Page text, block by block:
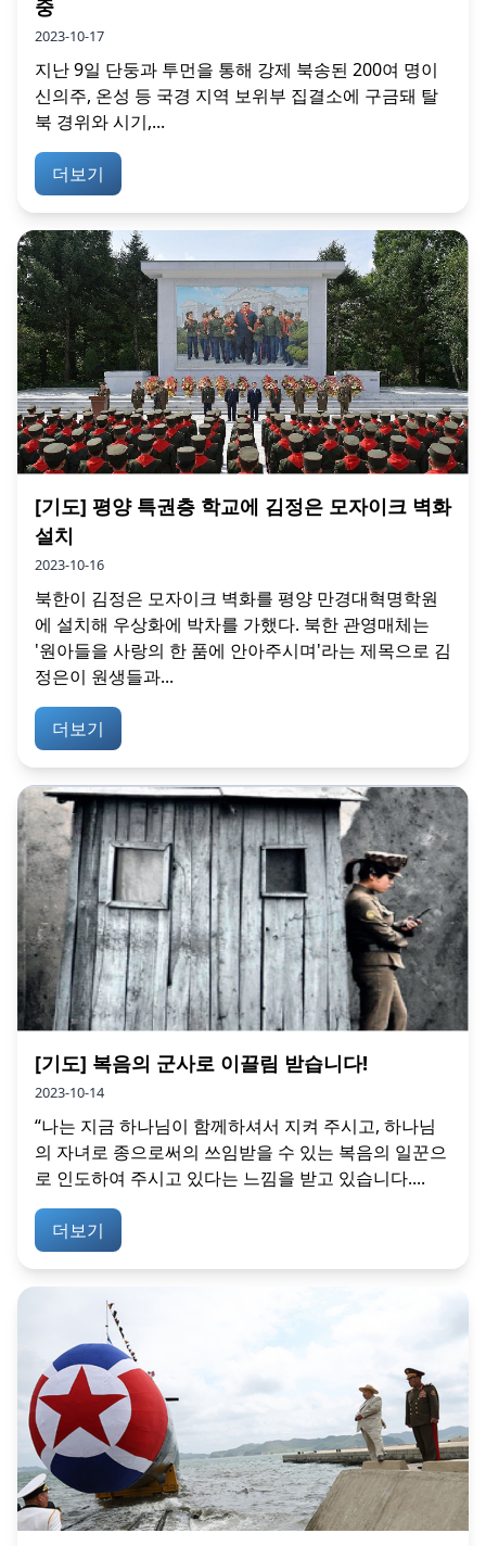
중
2023-10-17
지난 9일 단둥과 투먼을 통해 강제 북송된 200여 명이
신의주, 온성 등 국경 지역 보위부 집결소에 구금돼 탈
북 경위와 시기,...
더보기
[기도] 평양 특권층 학교에 김정은 모자이크 벽화
설치
2023-10-16
북한이 김정은 모자이크 벽화를 평양 만경대혁명학원
에 설치해 우상화에 박차를 가했다. 북한 관영매체는
'원아들을 사랑의 한 품에 안아주시며'라는 제목으로 김
정은이 원생들과...
더보기
[기도] 복음의 군사로 이끌림 받습니다!
2023-10-14
“나는 지금 하나님이 함께하셔서 지켜 주시고, 하나님
의 자녀로 종으로써의 쓰임받을 수 있는 복음의 일꾼으
로 인도하여 주시고 있다는 느낌을 받고 있습니다....
더보기